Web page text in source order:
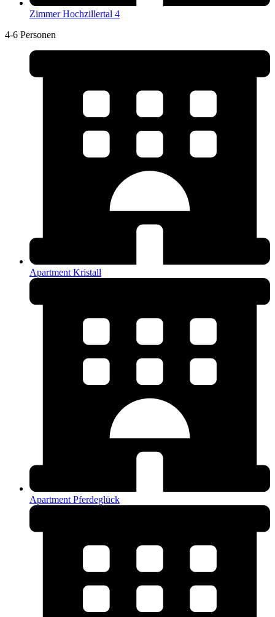
Zimmer Hochzillertal 4
4-6 Personen
Apartment Kristall
Apartment Pferdeglück